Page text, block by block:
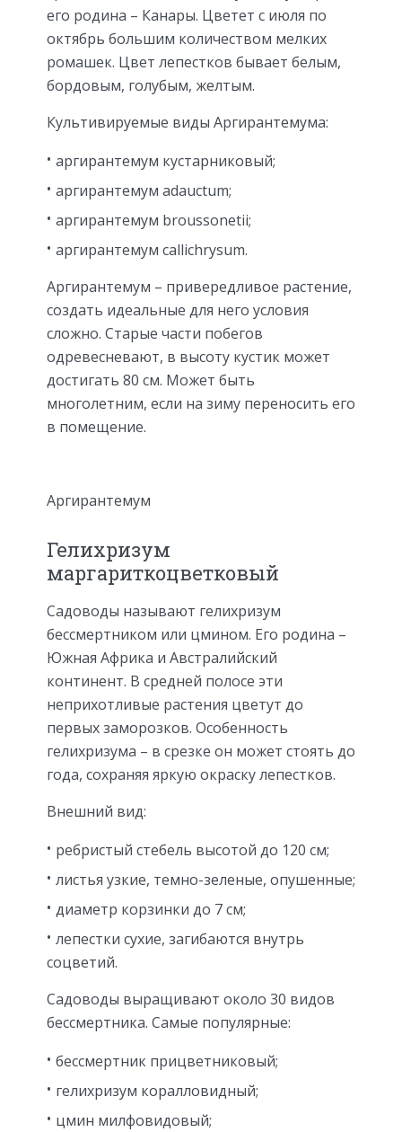
его родина – Канары. Цветет с июля по
октябрь большим количеством мелких
ромашек. Цвет лепестков бывает белым,
бордовым, голубым, желтым.
Культивируемые виды Аргирантемума:
аргирантемум кустарниковый;
аргирантемум adauctum;
аргирантемум broussonetii;
аргирантемум callichrysum.
Аргирантемум – привередливое растение,
создать идеальные для него условия
сложно. Старые части побегов
одревесневают, в высоту кустик может
достигать 80 см. Может быть
многолетним, если на зиму переносить его
в помещение.
Аргирантемум
Гелихризум
маргариткоцветковый
Садоводы называют гелихризум
бессмертником или цмином. Его родина –
Южная Африка и Австралийский
континент. В средней полосе эти
неприхотливые растения цветут до
первых заморозков. Особенность
гелихризума – в срезке он может стоять до
года, сохраняя яркую окраску лепестков.
Внешний вид:
ребристый стебель высотой до 120 см;
листья узкие, темно-зеленые, опушенные;
диаметр корзинки до 7 см;
лепестки сухие, загибаются внутрь
соцветий.
Садоводы выращивают около 30 видов
бессмертника. Самые популярные:
бессмертник прицветниковый;
гелихризум коралловидный;
цмин милфовидовый;